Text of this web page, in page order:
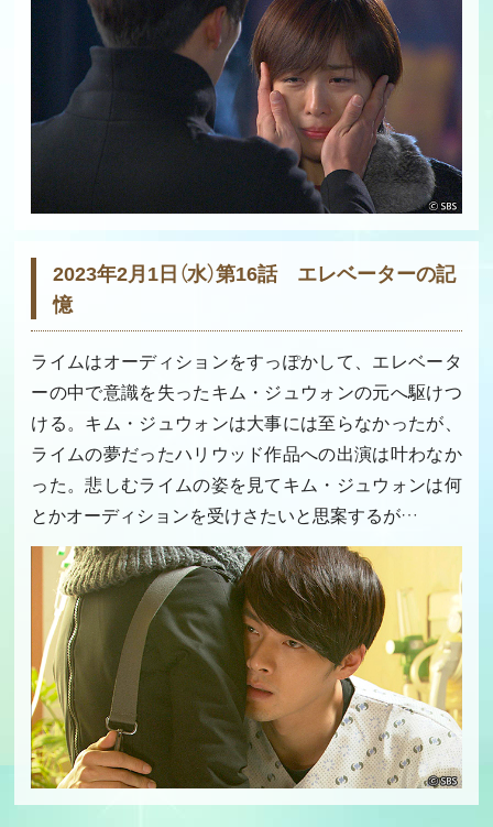
2023年2月1日（水）第16話 エレベーターの記
憶
ライムはオーディションをすっぽかして、エレベータ
ーの中で意識を失ったキム・ジュウォンの元へ駆けつ
ける。キム・ジュウォンは大事には至らなかったが、
ライムの夢だったハリウッド作品への出演は叶わなか
った。悲しむライムの姿を見てキム・ジュウォンは何
とかオーディションを受けさたいと思案するが…